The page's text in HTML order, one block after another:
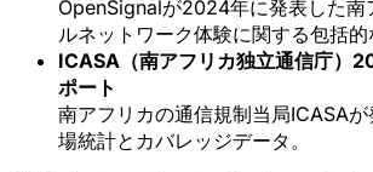
OpenSignalが2024年に発表した南
ルネットワーク体験に関する包括的
ICASA（南アフリカ独立通信庁）
ポート
南アフリカの通信規制当局ICASA
場統計とカバレッジデータ。